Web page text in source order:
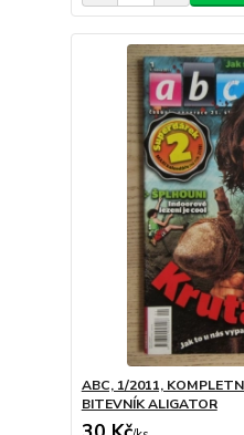
ABC, 1/2011,
BITEVNÍK ALIGATOR